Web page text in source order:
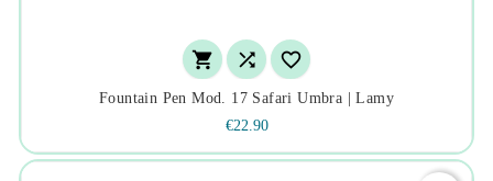
  
Fountain Pen Mod. 17 Safari Umbra | Lamy
€22.90